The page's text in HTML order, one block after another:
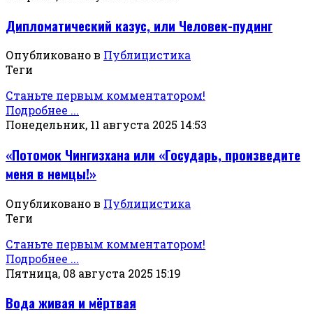
Дипломатический казус, или Человек-пудинг
Опубликовано в Публицистика
Теги
Станьте первым комментатором!
Подробнее ...
Понедельник, 11 августа 2025 14:53
«Потомок Чингизхана или «Государь, произведите
меня в немцы!»
Опубликовано в Публицистика
Теги
Станьте первым комментатором!
Подробнее ...
Пятница, 08 августа 2025 15:19
Вода живая и мёртвая